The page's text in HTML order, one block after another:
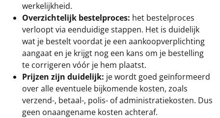
Pizzarette
Wake up light
NIEUW
Borrelplank
Warmtekussen
NIEUW
werkelijkheid.
Overzichtelijk bestelproces: het bestelproces
verloopt via eenduidige stappen. Het is duidelijk
wat je bestelt voordat je een aankoopverplichting
aangaat en je krijgt nog een kans om je bestelling
te corrigeren vóór je hem plaatst.
Prijzen zijn duidelijk: je wordt goed geïnformeerd
over alle eventuele bijkomende kosten, zoals
verzend-, betaal-, polis- of administratiekosten. Dus
geen onaangename kosten achteraf.